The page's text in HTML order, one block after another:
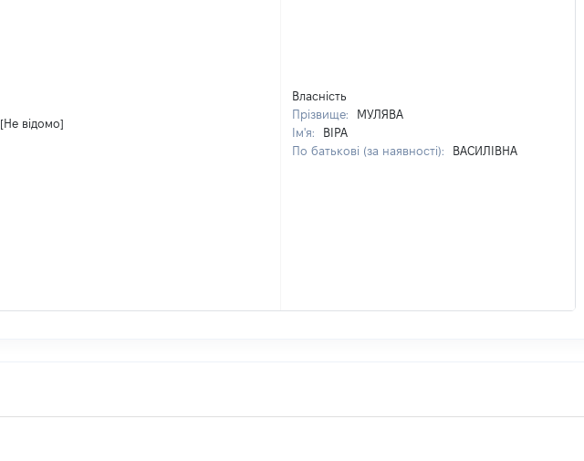
[Не відомо]
Власність
Прізвище:
МУЛЯВА
Ім'я:
ВІРА
По батькові (за наявності):
ВАСИЛІВНА